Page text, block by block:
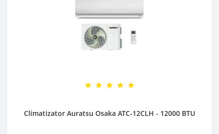
Climatizator Auratsu Osaka ATC-12CLH - 12000 BTU